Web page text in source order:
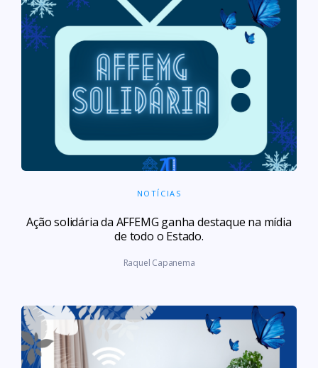
NOTÍCIAS
Ação solidária da AFFEMG ganha destaque na mídia
de todo o Estado.
Raquel Capanema